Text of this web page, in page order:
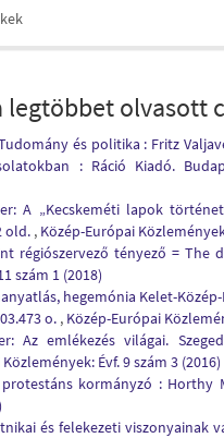
legtöbbet olvasott
és politika : Fritz
: Ráció Kiadó.
A „Kecskeméti lapok
old. , Közép-Európai
régiószervező tényező = The
szám 1 (2018)
hegemónia Kelet-
o. , Közép-Európai
Az emlékezés világai.
Évf. 9 szám 3 (2016)
kormányzó : Horthy
és felekezeti viszonyainak